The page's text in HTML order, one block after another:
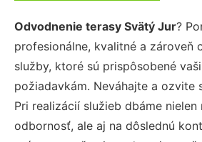
Odvodnenie terasy Svätý Jur?
profesionálne, kvalitné a zároveň
služby, ktoré sú prispôsobené
požiadavkám. Neváhajte a ozvite
Pri realizácií služieb dbáme
odbornosť, ale aj na dôslednú